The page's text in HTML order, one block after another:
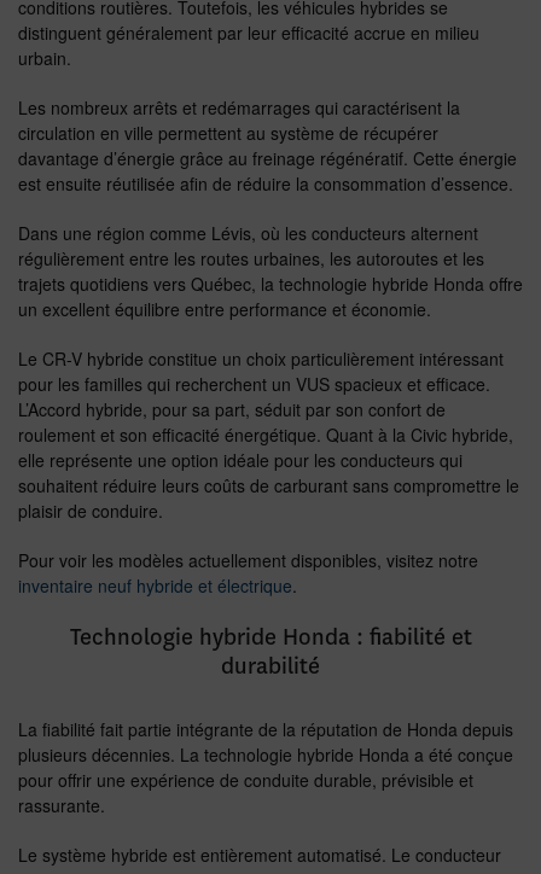
conditions routières. Toutefois, les véhicules hybrides se
distinguent généralement par leur efficacité accrue en milieu
urbain.
Les nombreux arrêts et redémarrages qui caractérisent la
circulation en ville permettent au système de récupérer
davantage d’énergie grâce au freinage régénératif. Cette énergie
est ensuite réutilisée afin de réduire la consommation d’essence.
Dans une région comme Lévis, où les conducteurs alternent
régulièrement entre les routes urbaines, les autoroutes et les
trajets quotidiens vers Québec, la technologie hybride Honda offre
un excellent équilibre entre performance et économie.
Le CR-V hybride constitue un choix particulièrement intéressant
pour les familles qui recherchent un VUS spacieux et efficace.
L’Accord hybride, pour sa part, séduit par son confort de
roulement et son efficacité énergétique. Quant à la Civic hybride,
elle représente une option idéale pour les conducteurs qui
souhaitent réduire leurs coûts de carburant sans compromettre le
plaisir de conduire.
Pour voir les modèles actuellement disponibles, visitez notre
inventaire neuf hybride et électrique.
Technologie hybride Honda : fiabilité et
durabilité
La fiabilité fait partie intégrante de la réputation de Honda depuis
plusieurs décennies. La technologie hybride Honda a été conçue
pour offrir une expérience de conduite durable, prévisible et
rassurante.
Le système hybride est entièrement automatisé. Le conducteur